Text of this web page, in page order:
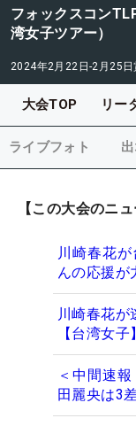
フォックスコン
湾女子ツアー）
2024年2月22日-2月25日
大会TOP リー
ライブフォト
【この大会のニュ
川崎春花
んの応援が
川崎春花
【台湾女子】
＜中間速
田麗央は3